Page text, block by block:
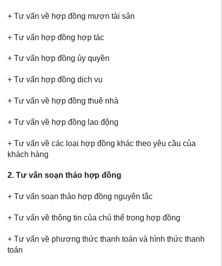
+ Tư vấn về hợp đồng mượn tài sản
+ Tư vấn hợp đồng hợp tác
+ Tư vấn hợp đồng ủy quyền
+ Tư vấn hợp đồng dịch vụ
+ Tư vấn về hợp đồng thuê nhà
+ Tư vấn về hợp đồng lao động
+ Tư vấn về các loại hợp đồng khác theo yêu cầu của
khách hàng
2. Tư vấn soạn thảo hợp đồng
+ Tư vấn soạn thảo hợp đồng nguyên tắc
+ Tư vấn về thông tin của chủ thể trong hợp đồng
+ Tư vấn về phương thức thanh toán và hình thức thanh
toán